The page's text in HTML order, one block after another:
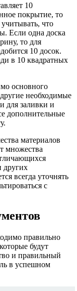
10
покрытие, то
учитывать, что
Если одна доска
то для
10 досок.
в 10 квадратных
основного
необходимые
для заливки и
дополнительные
материалов
множества
других
всегда уточнять
с
правильно
будут
и правильный
в успешном